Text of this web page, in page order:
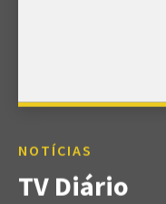
NOTÍCIAS
TV Diário